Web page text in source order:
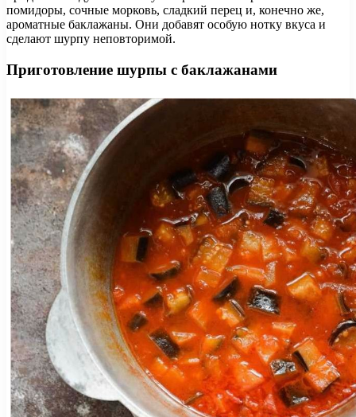
помидоры, сочные морковь, сладкий перец и, конечно же,
ароматные баклажаны. Они добавят особую нотку вкуса и
сделают шурпу неповторимой.
Приготовление шурпы с баклажанами